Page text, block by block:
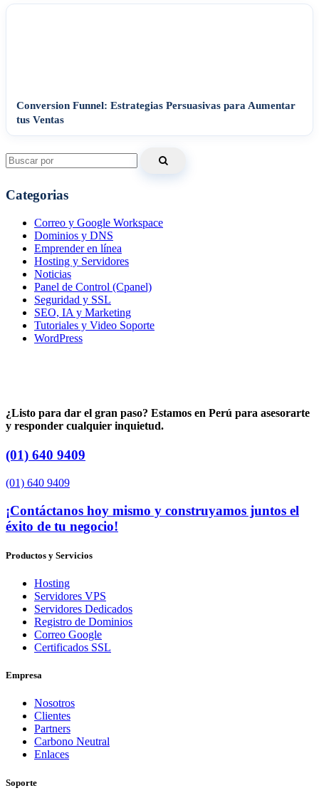
Conversion Funnel: Estrategias Persuasivas para Aumentar
tus Ventas
Search
for:
Categorias
Correo y Google Workspace
Dominios y DNS
Emprender en línea
Hosting y Servidores
Noticias
Panel de Control (Cpanel)
Seguridad y SSL
SEO, IA y Marketing
Tutoriales y Video Soporte
WordPress
¿Listo para dar el gran paso? Estamos en Perú para asesorarte
y responder cualquier inquietud.
(01) 640 9409
(01) 640 9409
¡Contáctanos hoy mismo y construyamos juntos el
éxito de tu negocio!
Productos y Servicios
Hosting
Servidores VPS
Servidores Dedicados
Registro de Dominios
Correo Google
Certificados SSL
Empresa
Nosotros
Clientes
Partners
Carbono Neutral
Enlaces
Soporte